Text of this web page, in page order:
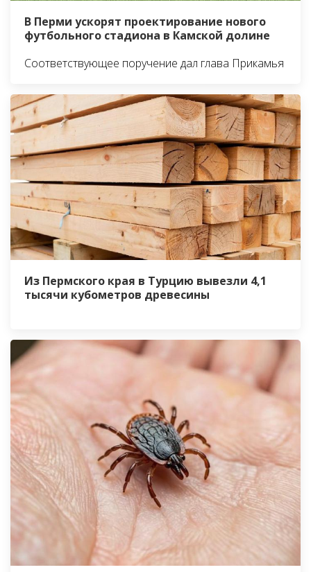
В Перми ускорят проектирование нового
футбольного стадиона в Камской долине
Соответствующее поручение дал глава Прикамья
Из Пермского края в Турцию вывезли 4,1
тысячи кубометров древесины